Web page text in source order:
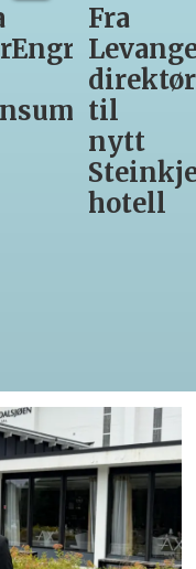
12
får
være
med
Asko